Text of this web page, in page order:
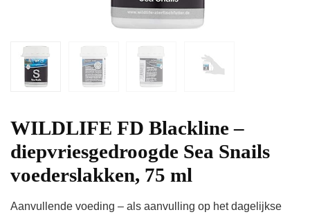
WILDLIFE FD Blackline –
diepvriesgedroogde Sea Snails
voederslakken, 75 ml
Aanvullende voeding – als aanvulling op het dagelijkse